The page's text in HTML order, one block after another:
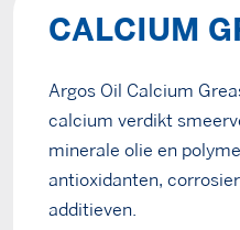
CALCIUM
Argos Oil Calcium
calcium verdikt
minerale olie en
antioxidanten,
additieven.